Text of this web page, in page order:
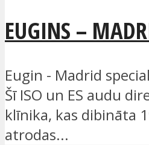
EUGINS –
Eugin - Madrid
Šī ISO un ES audu
klīnika, kas dibināta
atrodas...